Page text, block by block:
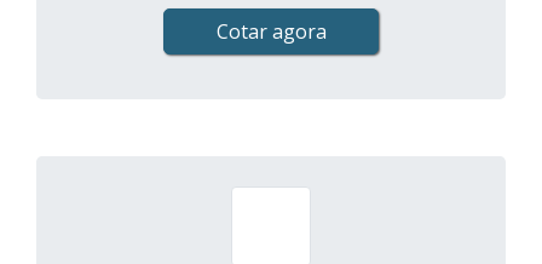
Cotar agora